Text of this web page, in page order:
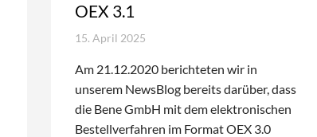
OEX 3.1
15. April 2025
Am 21.12.2020 berichteten wir in
unserem NewsBlog bereits darüber, dass
die Bene GmbH mit dem elektronischen
Bestellverfahren im Format OEX 3.0